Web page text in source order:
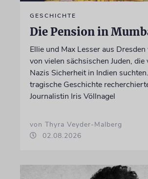
GESCHICHTE
Die Pension in
Ellie und Max Lesser aus
von vielen sächsischen Juden, die
Nazis Sicherheit in Indien
tragische Geschichte
Journalistin Iris Völlnagel
von Thyra Veyder-Malberg
02.08.2026